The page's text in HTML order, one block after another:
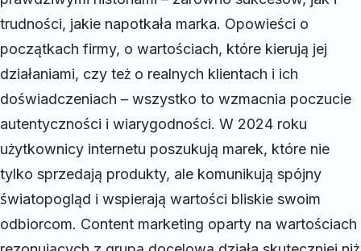
trudności, jakie napotkała marka. Opowieści o
początkach firmy, o wartościach, które kierują jej
działaniami, czy też o realnych klientach i ich
doświadczeniach – wszystko to wzmacnia poczucie
autentyczności i wiarygodności. W 2024 roku
użytkownicy internetu poszukują marek, które nie
tylko sprzedają produkty, ale komunikują spójny
światopogląd i wspierają wartości bliskie swoim
odbiorcom. Content marketing oparty na wartościach